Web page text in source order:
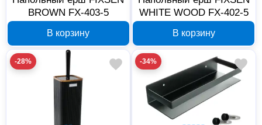
BROWN FX-403-5
В корзину
WHITE WOOD FX-402-5
В корзину
-28% -34%